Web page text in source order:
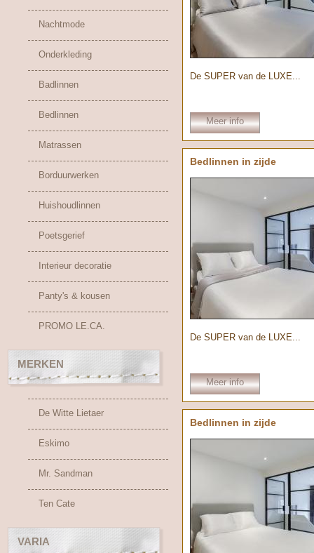
Nachtmode
Onderkleding
Badlinnen
Bedlinnen
Matrassen
Borduurwerken
Huishoudlinnen
Poetsgerief
Interieur decoratie
Panty's & kousen
PROMO LE.CA.
MERKEN
De Witte Lietaer
Eskimo
Mr. Sandman
Ten Cate
VARIA
De SUPER van de LUXE...
Meer info
Bedlinnen in zijde
De SUPER van de LUXE...
Meer info
Bedlinnen in zijde